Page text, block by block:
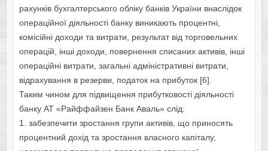
рахунків бухгалтерського обліку банків України внаслідок
операційної діяльності банку виникають процентні,
комісійні доходи та витрати, результат від торговельних
операцій, інші доходи, повернення списаних активів, інші
операційні витрати, загальні адміністративні витрати,
відрахування в резерви, податок на прибуток [6].
Таким чином для підвищення прибутковості діяльності
банку АТ «Райффайзен Банк Аваль» слід:
1. забезпечити зростання групи активів, що приносять
процентний дохід та зростання власного капіталу,